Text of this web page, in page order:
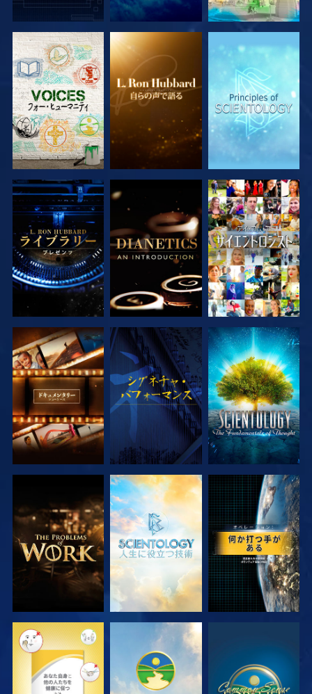
シリーズを探求 シリーズを探求 シリーズを探求
シリーズを探求 シリーズを探求 観る
シリーズを探求 観る シリーズを探求
シリーズを探求 シリーズを探求 観る
観る 観る 観る